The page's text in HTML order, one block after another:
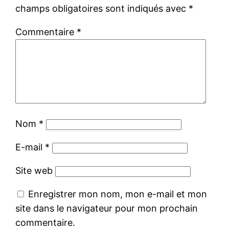
champs obligatoires sont indiqués avec *
Commentaire *
Nom *
E-mail *
Site web
Enregistrer mon nom, mon e-mail et mon
site dans le navigateur pour mon prochain
commentaire.